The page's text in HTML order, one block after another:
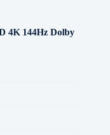
4K 144Hz Dolby